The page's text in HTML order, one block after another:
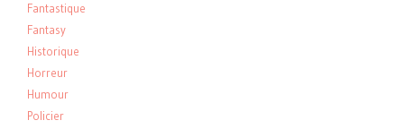
Fantastique
Fantasy
Historique
Horreur
Humour
Policier